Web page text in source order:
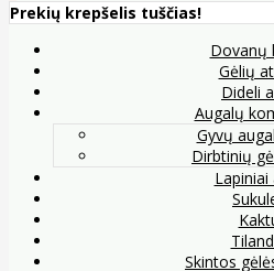
Prekių krepšelis tuščias!
Dovanų
Gėlių
Dideli
Augalų
Gyvų
Dirbtinių
Lapiniai
Skintos